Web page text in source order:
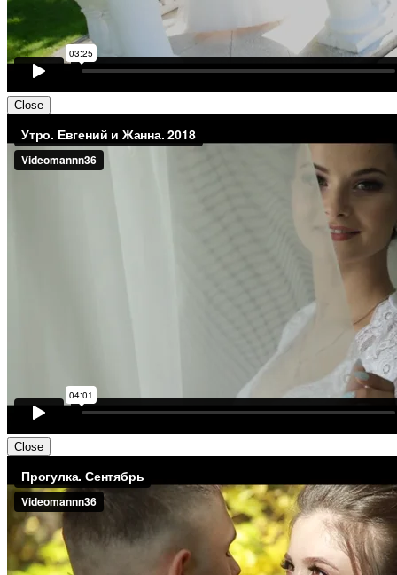
Close
Close